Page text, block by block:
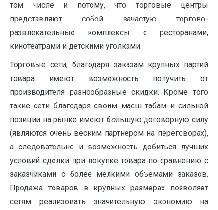
том числе и потому, что торговые центры
представляют собой зачастую торгово-
развлекательные комплексы с ресторанами,
кинотеатрами и детскими уголками.
Торговые сети, благодаря заказам крупных партий
товара имеют возможность получить от
производителя разнообразные скидки. Кроме того
такие сети благодаря своим масш табам и сильной
позиции на рынке имеют большую договорную силу
(являются очень веским партнером на переговорах),
а следовательно и возможность добиться лучших
условий сделки при покупке товара по сравнению с
заказчиками с более мелкими объемами заказов.
Продажа товаров в крупных размерах позволяет
сетям реализовать значительную экономию на